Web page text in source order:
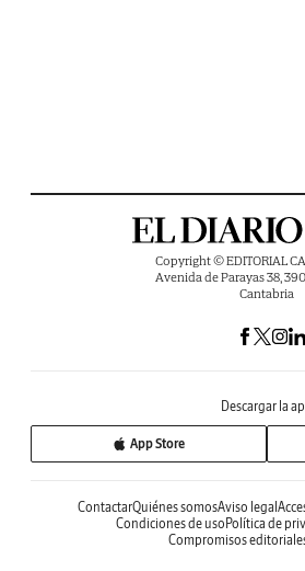
Copyright © EDITORIAL
Avenida de Parayas 38,
Cantabria
Descargar la
App Store
ContactarQuiénes somosAviso legal
Condiciones de usoPolítica de
Compromisos